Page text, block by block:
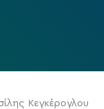
Κεγκέρογλου